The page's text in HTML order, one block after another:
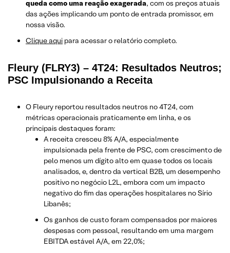
queda como uma reação exagerada, com os preços atuais
das ações implicando um ponto de entrada promissor, em
nossa visão.
Clique aqui para acessar o relatório completo.
Fleury (FLRY3) – 4T24: Resultados Neutros;
PSC Impulsionando a Receita
O Fleury reportou resultados neutros no 4T24, com
métricas operacionais praticamente em linha, e os
principais destaques foram:
A receita cresceu 8% A/A, especialmente
impulsionada pela frente de PSC, com crescimento de
pelo menos um dígito alto em quase todos os locais
analisados, e, dentro da vertical B2B, um desempenho
positivo no negócio L2L, embora com um impacto
negativo do fim das operações hospitalares no Sírio
Libanês;
Os ganhos de custo foram compensados por maiores
despesas com pessoal, resultando em uma margem
EBITDA estável A/A, em 22,0%;